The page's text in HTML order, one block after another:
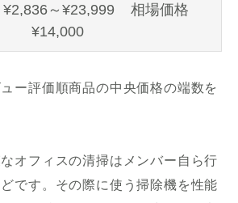
¥2,836～¥23,999 相場価格
¥14,000
ー評価順商品の中央価格の端数を
オフィスの清掃はメンバー自ら行
です。その際に使う掃除機を性能